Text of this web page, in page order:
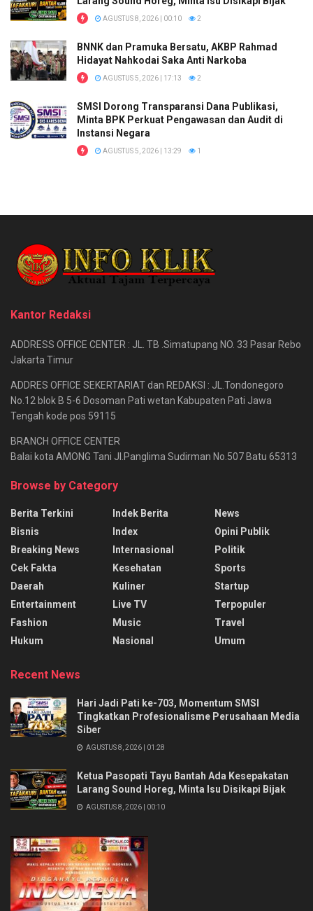
AGUSTUS 8, 2026 | 00:10 2
BNNK dan Pramuka Bersatu, AKBP Rahmad
Hidayat Nahkodai Saka Anti Narkoba
AGUSTUS 5, 2026 | 17:13 2
SMSI Dorong Transparansi Dana Publikasi,
Minta BPK Perkuat Pengawasan dan Audit di
Instansi Negara
AGUSTUS 5, 2026 | 13:29 1
Kantor Redaksi
ADDRESS OFFICE CENTER : JL. TB .Simatupang NO. 33 Pasar Rebo
Jakarta Timur
ADDRES OFFICE SEKERTARIAT dan REDAKSI : JL.Tondonegoro
No.12 blok B 5-6 Dosoman Pati wetan Kabupaten Pati Jawa
Tengah kode pos 59115
BRANCH OFFICE CENTER
Balai kota AMONG Tani Jl.Panglima Sudirman No.507 Batu 65313
Browse by Category
Berita Terkini
Bisnis
Breaking News
Cek Fakta
Daerah
Entertainment
Fashion
Hukum
Indek Berita
Index
Internasional
Kesehatan
Kuliner
Live TV
Music
Nasional
News
Opini Publik
Politik
Sports
Startup
Terpopuler
Travel
Umum
Recent News
Hari Jadi Pati ke-703, Momentum SMSI
Tingkatkan Profesionalisme Perusahaan Media
Siber
AGUSTUS 8, 2026 | 01:28
Ketua Pasopati Tayu Bantah Ada Kesepakatan
Larang Sound Horeg, Minta Isu Disikapi Bijak
AGUSTUS 8, 2026 | 00:10